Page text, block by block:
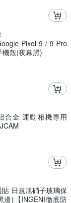
Pixel 9 / 9 Pro
殼(夜幕黑)
合金 運動相機專用
日規旭硝子玻璃保
邊)【INGENI徹底防